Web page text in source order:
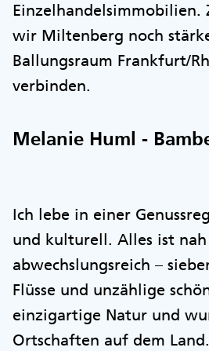
Einzelhandelsimmobilien.
wir Miltenberg noch
Ballungsraum Frankfurt/
verbinden.
Melanie Huml -
Ich lebe in einer
und kulturell. Alles ist
abwechslungsreich –
Flüsse und unzählige
einzigartige Natur und
Ortschaften auf dem